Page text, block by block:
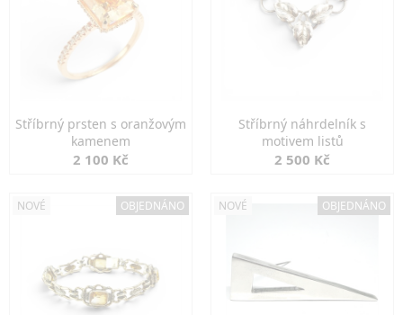
Stříbrný prsten s oranžovým
kamenem
2 100 Kč
Stříbrný náhrdelník s
motivem listů
2 500 Kč
NOVÉ OBJEDNÁNO NOVÉ OBJEDNÁNO